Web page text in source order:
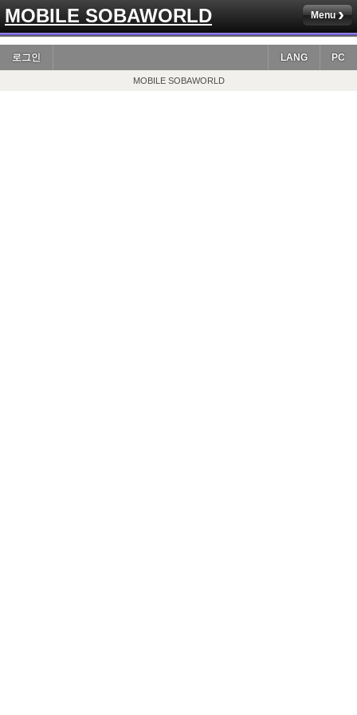
MOBILE SOBAWORLD Menu
로그인 PC
LANG
MOBILE SOBAWORLD